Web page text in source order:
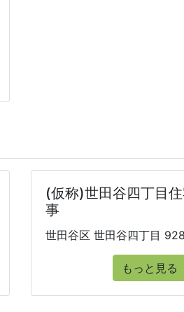
(仮称)世田谷四丁目
事
世田谷区 世田谷四丁目
もっと見る